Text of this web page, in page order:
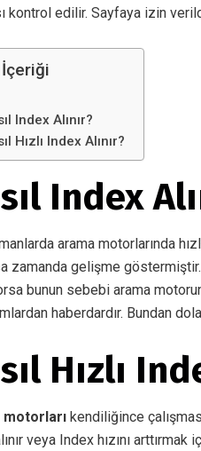
kontrol edilir. Sayfaya izin
İçeriği
Index Alınır?
Hızlı Index Alınır?
Index
arama motorlarında
zamanda gelişme
bunun sebebi arama
haberdardır. Bundan
Hızlı
kendiliğince
veya Index hızını